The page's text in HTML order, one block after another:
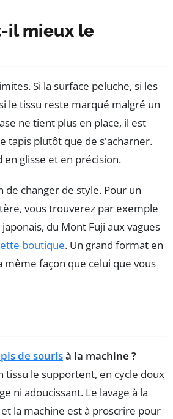
il mieux le
Si la surface peluche, si les
le tissu reste marqué malgré un
ne tient plus en place, il est
tapis plutôt que de s'acharner.
glisse et en précision.
de changer de style. Pour un
vous trouverez par exemple
du Mont Fuji aux vagues
boutique. Un grand format en
même façon que celui que vous
de sourisà la machine ?
tissu le supportent, en cycle doux
ni adoucissant. Le lavage à la
la machine est à proscrire pour